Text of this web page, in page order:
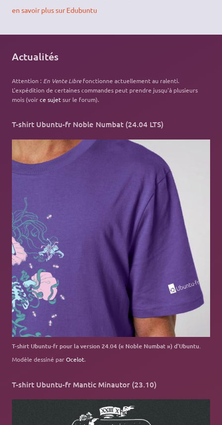
en savoir plus sur Edubuntu
Actualités
Attention : En Vente Librefonctionne actuellement au ralenti.
L'expédition de certaines commandes peut prendre jusqu'à plusieurs
mois (voirce sujetsur le forum).
T-shirt Ubuntu-fr Noble Numbat (24.04 LTS)
T-shirt Ubuntu-fr pour la version 24.04 (« Noble Numbat ») d’Ubuntu.
Modèle dessiné parOcelot.
T-shirt Ubuntu-fr Mantic Minautor (23.10)